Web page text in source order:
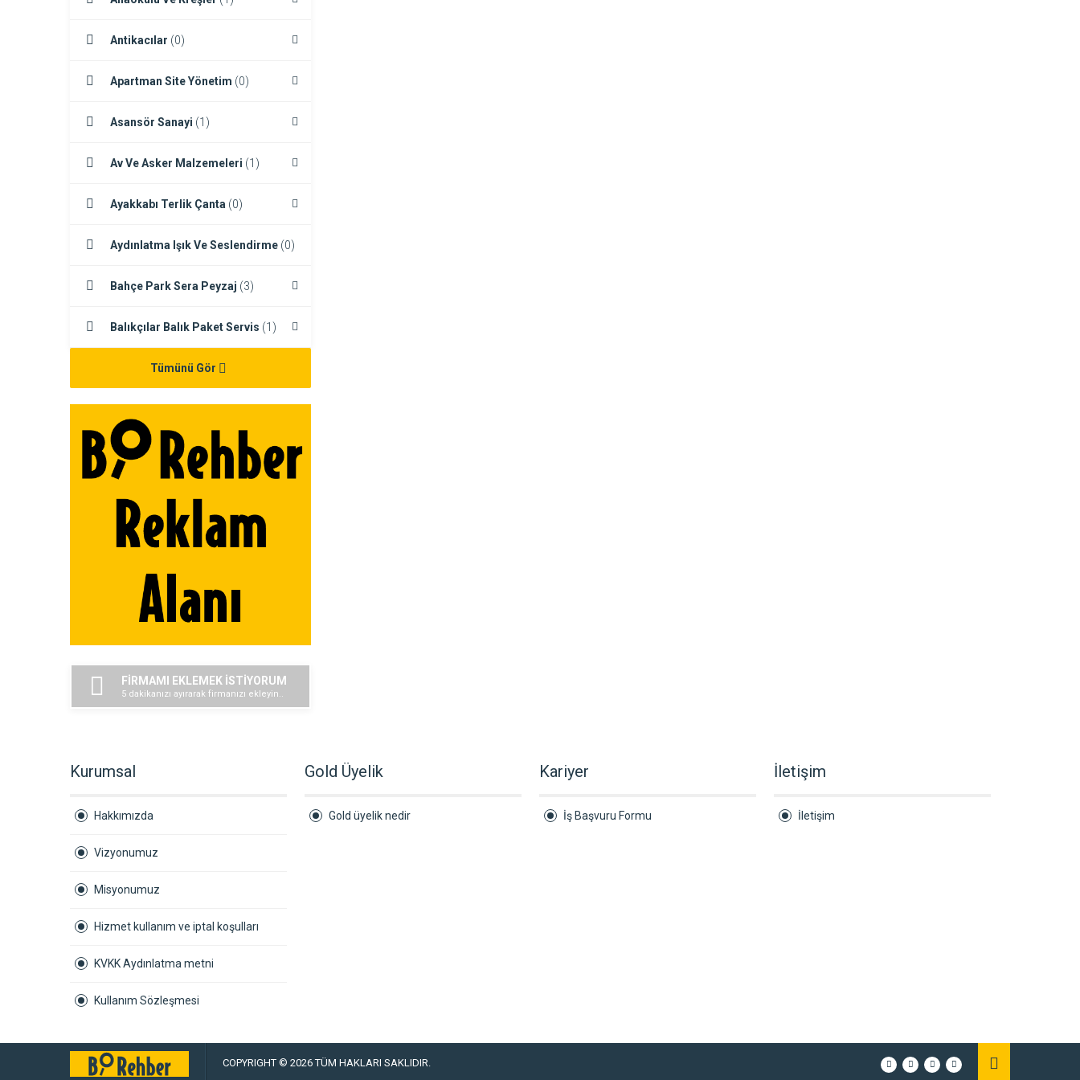
Antikacılar (0)
Apartman Site Yönetim (0)
Asansör Sanayi (1)
Av Ve Asker Malzemeleri (1)
Ayakkabı Terlik Çanta (0)
Aydınlatma Işık Ve Seslendirme (0)
Bahçe Park Sera Peyzaj (3)
Balıkçılar Balık Paket Servis (1)
Tümünü Gör
FİRMAMI EKLEMEK İSTİYORUM
5 dakikanızı ayırarak firmanızı ekleyin..
Kurumsal
Hakkımızda
Vizyonumuz
Misyonumuz
Hizmet kullanım ve iptal koşulları
KVKK Aydınlatma metni
Kullanım Sözleşmesi
Gold Üyelik
Gold üyelik nedir
Kariyer
İş Başvuru Formu
İletişim
İletişim
COPYRIGHT © 2026 TÜM HAKLARI SAKLIDIR.